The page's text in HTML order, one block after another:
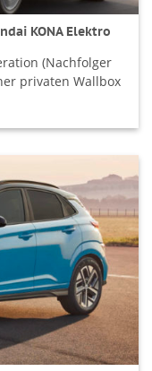
KONA Elektro
(Nachfolger
privaten Wallbox